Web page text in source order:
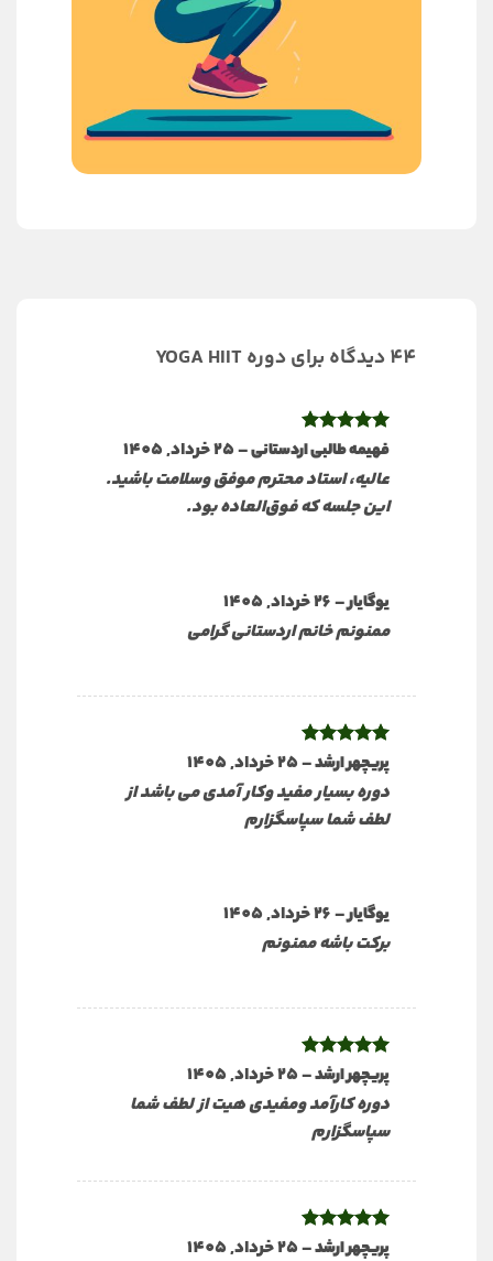
44 دیدگاه برای دوره YOGA HIIT
نمره5از
فهیمه طالبی اردستانی–25 خرداد, 1405
عالیه، استاد محترم موفق وسلامت باشید.
این جلسه که فوق‌العاده بود.
یوگایار–26 خرداد, 1405
ممنونم خانم اردستانی گرامی
نمره5از
5
‌پریچهر ارشد–25 خرداد, 1405
دوره بسیار مفید وکار آمدی می باشد از
لطف شما سپاسگزارم
یوگایار–26 خرداد, 1405
برکت باشه ممنونم
نمره5از
5
پریچهر ارشد–25 خرداد, 1405
دوره کارآمد ومفیدی هیت از لطف شما
سپاسگزارم
نمره5از
پریچهر ارشد–25 خرداد, 1405